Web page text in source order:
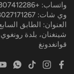
واتساب: +8619307412286
وي شات: 18027171267
شينغنان، بلدة
قوانغدونغ
Facebook
Instagram
TikTok